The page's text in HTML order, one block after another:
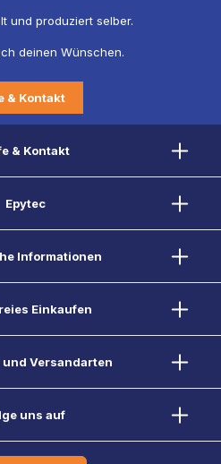
und produziert selber.
deinen Wünschen.
& Kontakt
& Kontakt
Epytec
Informationen
Einkaufen
Versandarten
uns auf